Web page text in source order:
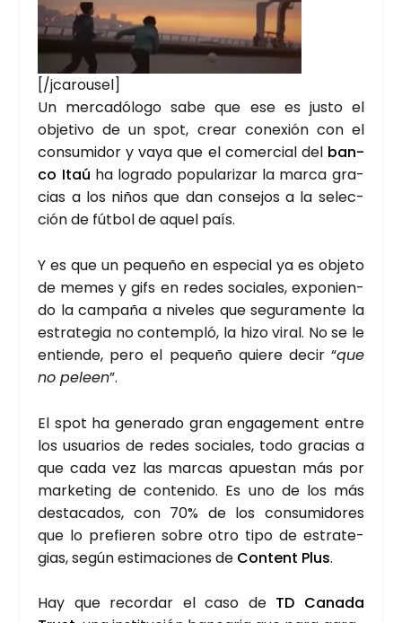
[/jcarousel]
Un mer­ca­dó­lo­go sabe que ese es jus­to el
obje­ti­vo de un spot, crear cone­xión con el
con­su­mi­dor y vaya que el comer­cial del ban­
co Itaú ha logra­do popu­la­ri­zar la mar­ca gra­
cias a los niños que dan con­se­jos a la selec­
ción de fút­bol de aquel país.
Y es que un peque­ño en espe­cial ya es obje­to
de memes y gifs en redes socia­les, expo­nien­
do la cam­pa­ña a nive­les que segu­ra­men­te la
estra­te­gia no con­tem­pló, la hizo viral. No se le
entien­de, pero el peque­ño quie­re decir “que
no peleen”.
El spot ha gene­ra­do gran enga­ge­ment entre
los usua­rios de redes socia­les, todo gra­cias a
que cada vez las mar­cas apues­tan más por
mar­ke­ting de con­te­ni­do. Es uno de los más
des­ta­ca­dos, con 70% de los con­su­mi­do­res
que lo pre­fie­ren sobre otro tipo de estra­te­
gias, según esti­ma­cio­nes de Con­tent Plus.
Hay que recor­dar el caso de TD Cana­da